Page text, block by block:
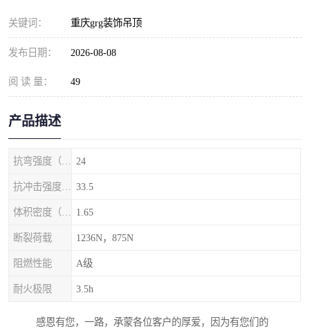
关键词： 重庆grg装饰吊顶
发布日期： 2026-08-08
阅 读 量： 49
产品描述
24
33.5
1.65
断裂荷载 1236N，875N
阻燃性能 A级
耐火极限 3.5h
感恩有您，一路，承蒙各位客户的厚爱，因为有您们的